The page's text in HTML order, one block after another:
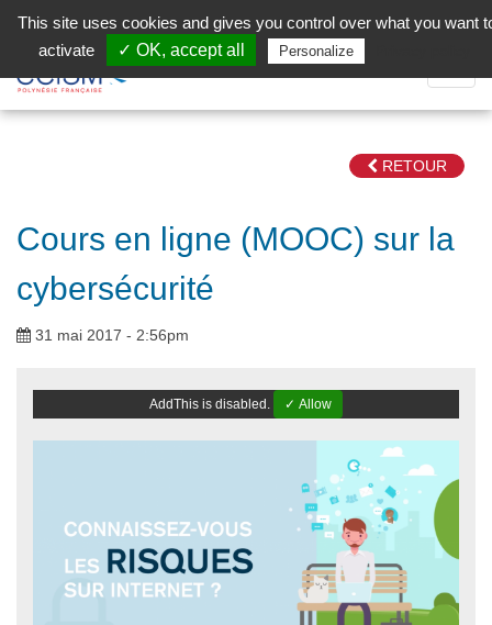
Facebook (Customer Chat) is disabled.
la
RETOUR
Cours en ligne (MOOC) sur la
cybersécurité
31 mai 2017 - 2:56pm
AddThis is disabled. ✓ Allow
This site uses cookies and gives you control over what you want
activate
✓ OK, accept all Personalize